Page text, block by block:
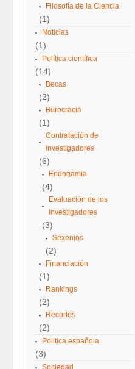
Filosofía de la Ciencia
(1)
Noticias
(1)
Política científica
(14)
Becas
(2)
Burocracia
(1)
Contratación de
investigadores
(6)
Endogamia
(4)
Evaluación de los
investigadores
(3)
Sexenios
(2)
Financiación
(1)
Rankings
(2)
Recortes
(2)
Politica española
(3)
Sociedad